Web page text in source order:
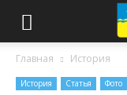
Главная История
История Статья Фото